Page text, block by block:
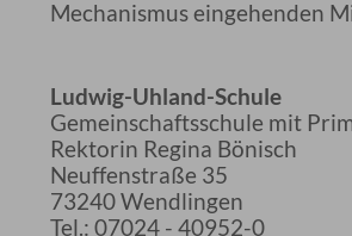
Mechanismus eingehenden
Ludwig-Uhland-Schule
Gemeinschaftsschule mit
Rektorin Regina Bönisch
Neuffenstraße 35
73240 Wendlingen
Tel.: 07024 - 40952-0